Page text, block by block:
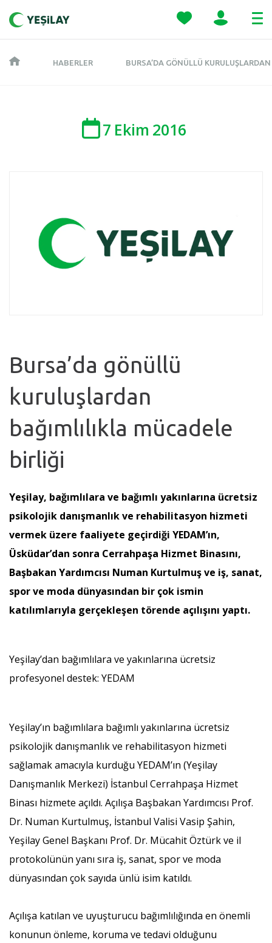
HABERLER BURSA’DA GÖNÜLLÜ
7 Ekim 2016
Bursa’da gönüllü
kuruluşlardan
bağımlılıkla mücadele
birliği
Yeşilay, bağımlılara ve bağımlı yakınlarına ücretsiz
psikolojik danışmanlık ve rehabilitasyon hizmeti
vermek üzere faaliyete geçirdiği YEDAM’ın,
Üsküdar’dan sonra Cerrahpaşa Hizmet Binasını,
Başbakan Yardımcısı Numan Kurtulmuş ve iş, sanat,
spor ve moda dünyasından bir çok ismin
katılımlarıyla gerçekleşen törende açılışını yaptı.
Yeşilay’dan bağımlılara ve yakınlarına ücretsiz
profesyonel destek: YEDAM
Yeşilay’ın bağımlılara bağımlı yakınlarına ücretsiz
psikolojik danışmanlık ve rehabilitasyon hizmeti
sağlamak amacıyla kurduğu YEDAM’ın (Yeşilay
Danışmanlık Merkezi) İstanbul Cerrahpaşa Hizmet
Binası hizmete açıldı. Açılışa Başbakan Yardımcısı Prof.
Dr. Numan Kurtulmuş, İstanbul Valisi Vasip Şahin,
Yeşilay Genel Başkanı Prof. Dr. Mücahit Öztürk ve il
protokolünün yanı sıra iş, sanat, spor ve moda
dünyasından çok sayıda ünlü isim katıldı.
Açılışa katılan ve uyuşturucu bağımlılığında en önemli
konunun önleme, koruma ve tedavi olduğunu